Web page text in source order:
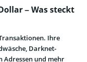
– Was steckt
Ihre
Darknet-
Adressen und mehr